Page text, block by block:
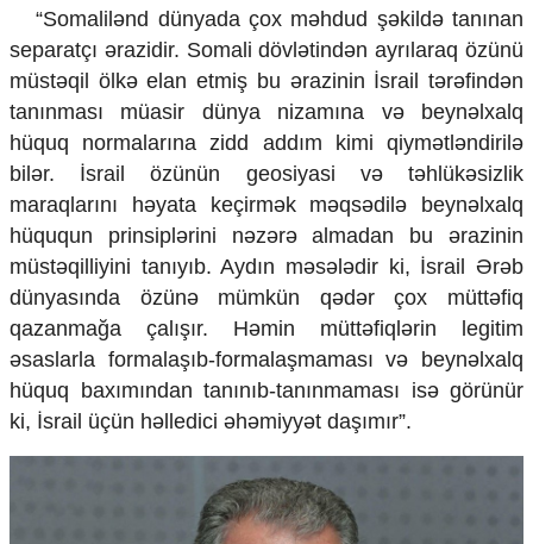
Kənd təsərrüfatı
Hərbi sənaye
Telekommunikasiya və nəqliyyat
COP29
Cəmiyyət
Crossmedia.az - 1 yaş
Siyasət
Məhkəmə və hüquq
Ekologiya
Zəfər - 5
Gənclər və İdman
Media və QHT
Hadisə
Sağlamlıq
Sosium
“Somalilənd dünyada çox məhdud şəkildə tanınan
separatçı ərazidir. Somali dövlətindən ayrılaraq özünü
müstəqil ölkə elan etmiş bu ərazinin İsrail tərəfindən
tanınması müasir dünya nizamına və beynəlxalq
hüquq normalarına zidd addım kimi qiymətləndirilə
bilər. İsrail özünün geosiyasi və təhlükəsizlik
maraqlarını həyata keçirmək məqsədilə beynəlxalq
hüququn prinsiplərini nəzərə almadan bu ərazinin
müstəqilliyini tanıyıb. Aydın məsələdir ki, İsrail Ərəb
dünyasında özünə mümkün qədər çox müttəfiq
qazanmağa çalışır. Həmin müttəfiqlərin legitim
əsaslarla formalaşıb-formalaşmaması və beynəlxalq
hüquq baxımından tanınıb-tanınmaması isə görünür
ki, İsrail üçün həlledici əhəmiyyət daşımır”.